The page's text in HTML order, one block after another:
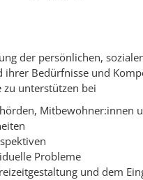
der persönlichen,
Bedürfnisse und
zu unterstützen bei
Mitbewohner:innen
Probleme
und dem